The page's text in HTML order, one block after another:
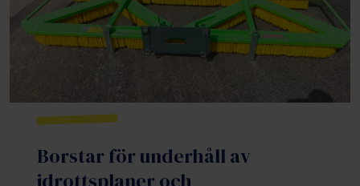
Borstar för underhåll av
idrottsplaner och